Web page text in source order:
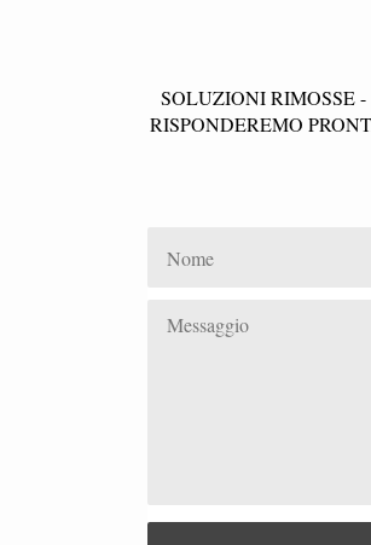
SOLUZIONI RIMOSSE -
RISPONDEREMO